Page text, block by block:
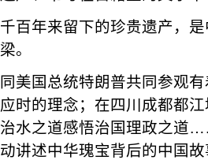
千百年来留下的珍贵遗产，
梁。
同美国总统特朗普共同参观
应时的理念；在四川成都都
治水之道感悟治国理政之道
动讲述中华瑰宝背后的中国故